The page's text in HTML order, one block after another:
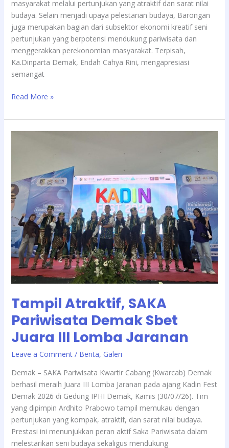
masyarakat melalui pertunjukan yang atraktif dan sarat nilai
budaya. Selain menjadi upaya pelestarian budaya, Barongan
juga merupakan bagian dari subsektor ekonomi kreatif seni
pertunjukan yang berpotensi mendukung pariwisata dan
menggerakkan perekonomian masyarakat. Terpisah,
Ka.Dinparta Demak, Endah Cahya Rini, mengapresiasi
semangat
Read More »
Tampil Atraktif, SAKA
Pariwisata Demak Sbet
Juara III Lomba Jaranan
Leave a Comment / Berita, Galeri
Demak – SAKA Pariwisata Kwartir Cabang (Kwarcab) Demak
berhasil meraih Juara III Lomba Jaranan pada ajang Kadin Fest
Demak 2026 di Gedung IPHI Demak, Kamis (30/07/26). Tim
yang dipimpin Ardhito Prabowo tampil memukau dengan
pertunjukan yang kompak, atraktif, dan sarat nilai budaya.
Prestasi ini menunjukkan peran aktif Saka Pariwisata dalam
melestarikan seni budaya sekaligus mendukung
Pariwisata
Demak
Sbet
Juara
III
Lomba
Jaranan